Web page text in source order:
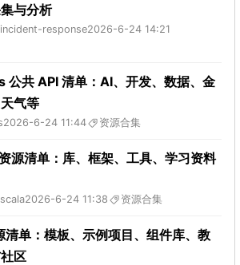
与分析
response2026-6-24 14:21
公共 API 清单：AI、开发、数据、金
气等
2026-6-24 11:44 资源合集
源清单：库、框架、工具、学习资料
2026-6-24 11:38 资源合集
单：模板、示例项目、组件库、教
区